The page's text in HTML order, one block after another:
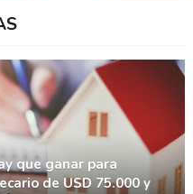
que ganar para
de USD 75.000 y